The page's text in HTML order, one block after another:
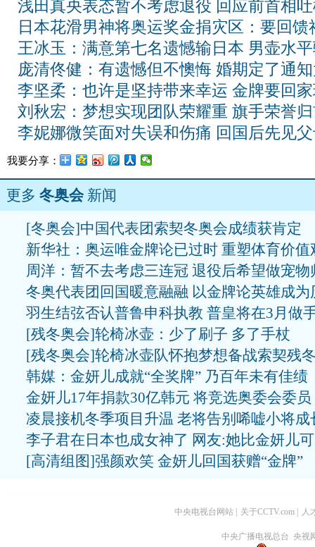
浅田真央表态暂不考虑退役 回应前首相
日本花滑男神将奥运奖金捐灾区：要回馈
王冰玉：满意第七名遗憾输日本 男壶水
庞清佟健：有遗憾但不懊悔 婚期定了通
李坚柔：也许是坚持带来幸运 金牌要回
刘秋宏：梦想实现团队荣耀重 旗手荣誉
李妮娜微笑面对失误和伤痛 回国后先见
我要分享：
更多 冬奥会新闻
[冬奥会]中国代表团索契冬奥会成绩获肯定
新华社：奥运唯金牌论已过时 重塑体育价值
周洋：暂不去考虑三连冠 退役后希望做宠物
冬奥代表团回国暖意融融 以金牌论英雄成为
羽生结弦否认普鲁申科执教 普皇将在3月做
[残冬奥会]轮椅冰壶：少了刷子 多了手杖
[残冬奥会]轮椅冰壶队怀抱梦想备战索契残
韩媒：金妍儿成就“全奖牌” 乃百年未有佳绩
金妍儿17年捐款30亿韩元 将竞选奥委会委员
凌晨接机冬季项目升温 老将告别唏嘘小将成
李子君在日本也成女神了 网友:她比金妍儿
[高清组图]强颜欢笑 金妍儿回国获赠“金牌”
中央电视台网站 关于CCTV.com 人
中央广播电视总台 央视